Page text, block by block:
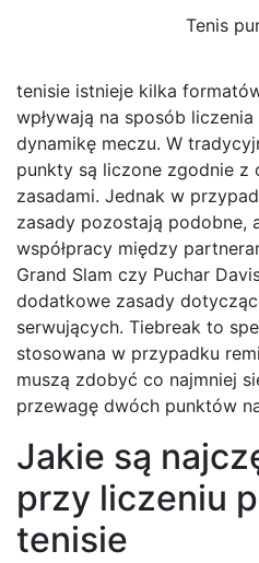
Tenis
tenisie istnieje kilka
wpływają na sposób
dynamikę meczu. W
punkty są liczone zgodnie z
zasadami. Jednak w
zasady pozostają podobne,
współpracy między
Grand Slam czy Puchar
dodatkowe zasady
serwujących. Tiebreak to
stosowana w przypadku
muszą zdobyć co najmniej
przewagę dwóch punktów
Jakie są
przy liczeniu
tenisie